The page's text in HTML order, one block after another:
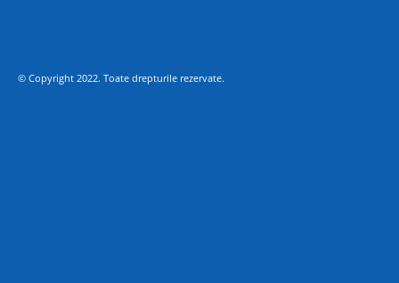
© Copyright 2022. Toate drepturile rezervate.